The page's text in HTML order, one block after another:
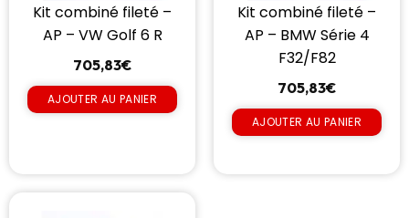
Kit combiné fileté –
AP – VW Golf 6 R
705,83€
AJOUTER AU PANIER
Kit combiné fileté –
AP – BMW Série 4
F32/F82
705,83€
AJOUTER AU PANIER